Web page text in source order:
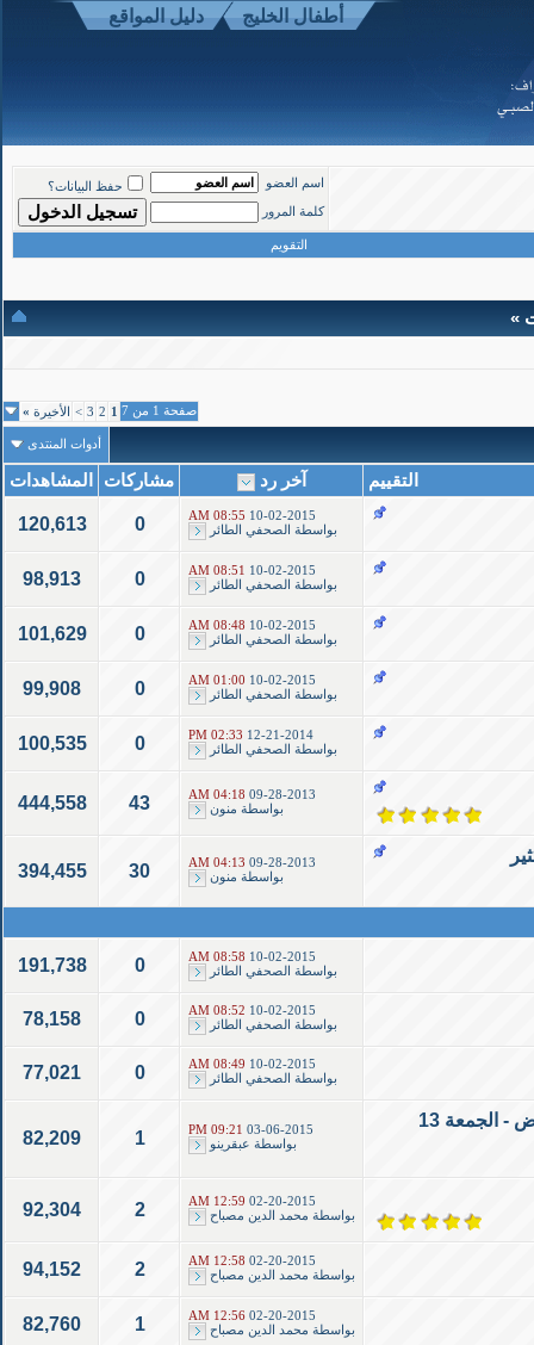
أطفال الخليج دليل المواقع
اسم العضو
حفظ البيانات؟
كلمة المرور
التقويم
»
صفحة 1 من 7 1
2
3
> الأخيرة »
أدوات المنتدى
التقييم آخر رد مشاركات المشاهدات
10-02-2015
08:55 AM
بواسطة
الصحفي الطائر 0
120,613
10-02-2015
08:51 AM
بواسطة
الصحفي الطائر 0
98,913
10-02-2015
08:48 AM
بواسطة
الصحفي الطائر 0
101,629
10-02-2015
01:00 AM
بواسطة
الصحفي الطائر 0
99,908
12-21-2014
02:33 PM
بواسطة
الصحفي الطائر 0
100,535
09-28-2013
04:18 AM
بواسطة منون 43
444,558
09-28-2013
04:13 AM
بواسطة منون 30
394,455
10-02-2015
08:58 AM
بواسطة
الصحفي الطائر 0
191,738
10-02-2015
08:52 AM
بواسطة
الصحفي الطائر 0
78,158
10-02-2015
08:49 AM
بواسطة
الصحفي الطائر 0
77,021
اليوم التوعوي الترفيهي المفتوح السابع لمرضى الصلب المشقوق – الرياض - الجمعة 13 03-06-2015
09:21 PM
بواسطة عبقرينو 1
82,209
02-20-2015
12:59 AM
بواسطة محمد الدين مصباح 2
92,304
02-20-2015
12:58 AM
بواسطة محمد الدين مصباح 2
94,152
02-20-2015
12:56 AM
بواسطة محمد الدين مصباح 1
82,760